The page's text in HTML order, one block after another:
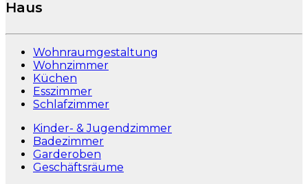
Haus
Wohnraumgestaltung
Wohnzimmer
Küchen
Esszimmer
Schlafzimmer
Kinder- & Jugendzimmer
Badezimmer
Garderoben
Geschäftsräume